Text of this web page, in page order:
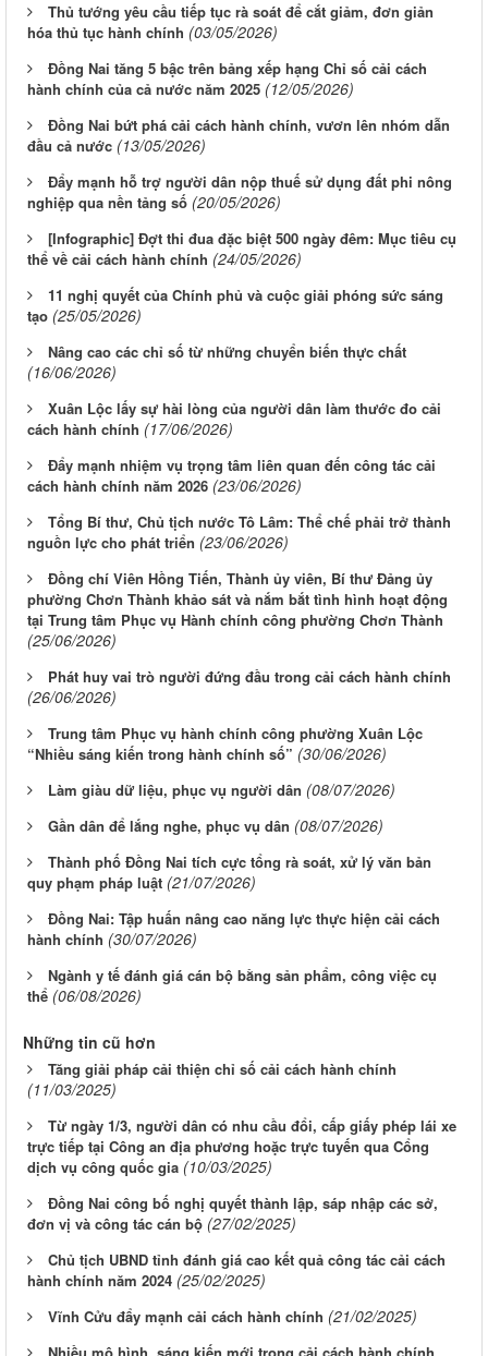
Thủ tướng yêu cầu tiếp tục rà soát để cắt giảm, đơn giản
hóa thủ tục hành chính (03/05/2026)
Đồng Nai tăng 5 bậc trên bảng xếp hạng Chỉ số cải cách
hành chính của cả nước năm 2025 (12/05/2026)
Đồng Nai bứt phá cải cách hành chính, vươn lên nhóm dẫn
đầu cả nước (13/05/2026)
Đẩy mạnh hỗ trợ người dân nộp thuế sử dụng đất phi nông
nghiệp qua nền tảng số (20/05/2026)
[Infographic] Đợt thi đua đặc biệt 500 ngày đêm: Mục tiêu cụ
thể về cải cách hành chính (24/05/2026)
11 nghị quyết của Chính phủ và cuộc giải phóng sức sáng
tạo (25/05/2026)
Nâng cao các chỉ số từ những chuyển biến thực chất
(16/06/2026)
Xuân Lộc lấy sự hài lòng của người dân làm thước đo cải
cách hành chính (17/06/2026)
Đẩy mạnh nhiệm vụ trọng tâm liên quan đến công tác cải
cách hành chính năm 2026 (23/06/2026)
Tổng Bí thư, Chủ tịch nước Tô Lâm: Thể chế phải trở thành
nguồn lực cho phát triển (23/06/2026)
Đồng chí Viên Hồng Tiến, Thành ủy viên, Bí thư Đảng ủy
phường Chơn Thành khảo sát và nắm bắt tình hình hoạt động
tại Trung tâm Phục vụ Hành chính công phường Chơn Thành
(25/06/2026)
Phát huy vai trò người đứng đầu trong cải cách hành chính
(26/06/2026)
Trung tâm Phục vụ hành chính công phường Xuân Lộc
“Nhiều sáng kiến trong hành chính số” (30/06/2026)
Làm giàu dữ liệu, phục vụ người dân (08/07/2026)
Gần dân để lắng nghe, phục vụ dân (08/07/2026)
Thành phố Đồng Nai tích cực tổng rà soát, xử lý văn bản
quy phạm pháp luật (21/07/2026)
Đồng Nai: Tập huấn nâng cao năng lực thực hiện cải cách
hành chính (30/07/2026)
Ngành y tế đánh giá cán bộ bằng sản phẩm, công việc cụ
thể (06/08/2026)
Những tin cũ hơn
Tăng giải pháp cải thiện chỉ số cải cách hành chính
(11/03/2025)
Từ ngày 1/3, người dân có nhu cầu đổi, cấp giấy phép lái xe
trực tiếp tại Công an địa phương hoặc trực tuyến qua Cổng
dịch vụ công quốc gia (10/03/2025)
Đồng Nai công bố nghị quyết thành lập, sáp nhập các sở,
đơn vị và công tác cán bộ (27/02/2025)
Chủ tịch UBND tỉnh đánh giá cao kết quả công tác cải cách
hành chính năm 2024 (25/02/2025)
Vĩnh Cửu đẩy mạnh cải cách hành chính (21/02/2025)